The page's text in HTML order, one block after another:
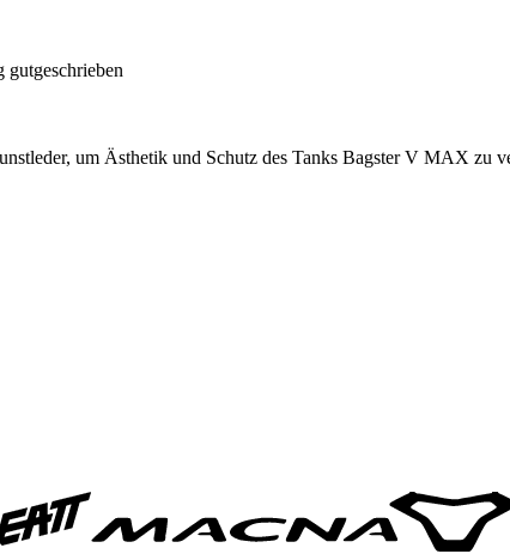
gutgeschrieben
um Ästhetik und Schutz des Tanks Bagster V MAX zu